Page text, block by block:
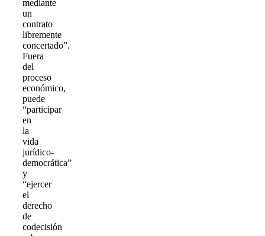
mediante
un
contrato
libremente
concertado”.
Fuera
del
proceso
económico,
puede
“participar
en
la
vida
jurídico-
democrática”
y
“ejercer
el
derecho
de
codecisión